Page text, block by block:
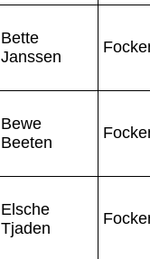
Bette
Janssen
Bewe
Beeten
Elsche
Tjaden